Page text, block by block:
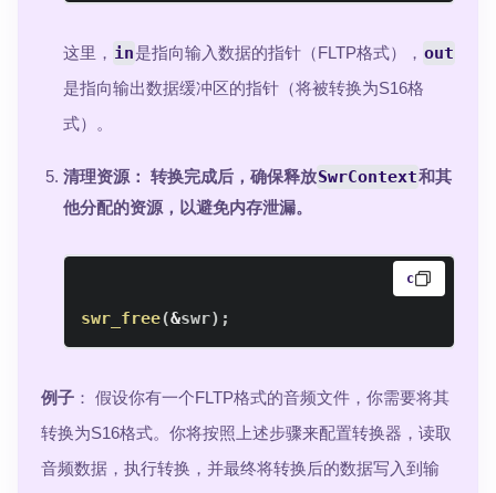
这里， in是指向输入数据的指针（FLTP格式）， out
是指向输出数据缓冲区的指针（将被转换为S16格
式）。
清理资源 ： 转换完成后，确保释放SwrContext和其
他分配的资源，以避免内存泄漏。
c
swr_free(&swr) ;
例子 ： 假设你有一个FLTP格式的音频文件，你需要将其
转换为S16格式。你将按照上述步骤来配置转换器，读取
音频数据，执行转换，并最终将转换后的数据写入到输